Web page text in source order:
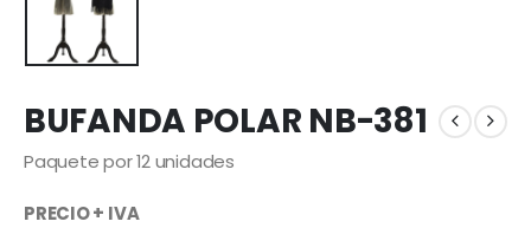
BUFANDA POLAR NB-381
Paquete por 12 unidades
PRECIO + IVA